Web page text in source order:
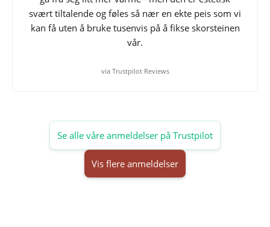
svært tiltalende og føles så nær en ekte peis som vi
kan få uten å bruke tusenvis på å fikse skorsteinen
vår.
via Trustpilot Reviews
Se alle våre anmeldelser på Trustpilot
Vis flere anmeldelser